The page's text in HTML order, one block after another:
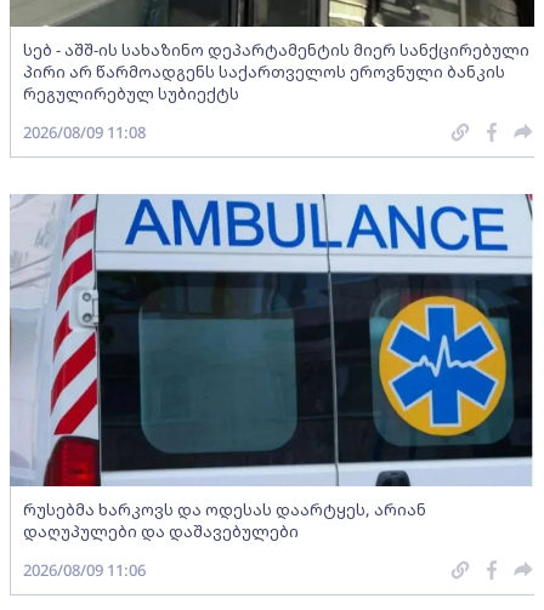
სებ - აშშ-ის სახაზინო დეპარტამენტის მიერ სანქცირებული
პირი არ წარმოადგენს საქართველოს ეროვნული ბანკის
რეგულირებულ სუბიექტს
2026/08/09 11:08
რუსებმა ხარკოვს და ოდესას დაარტყეს, არიან
დაღუპულები და დაშავებულები
2026/08/09 11:06